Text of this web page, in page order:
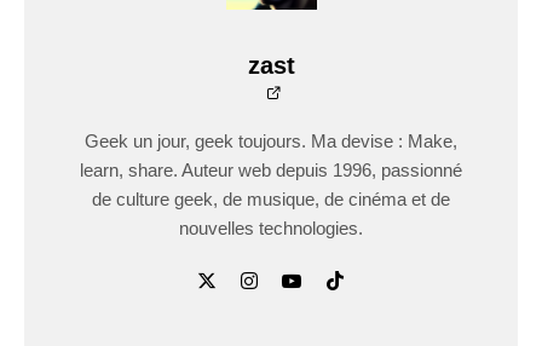
zast
Geek un jour, geek toujours. Ma devise : Make,
learn, share. Auteur web depuis 1996, passionné
de culture geek, de musique, de cinéma et de
nouvelles technologies.